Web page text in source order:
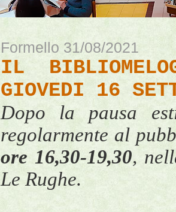
Formello 31/08/2021
IL
GIOVEDI 16
Dopo la pausa
regolarmente al
ore 16,30-19,30,
Le Rughe.